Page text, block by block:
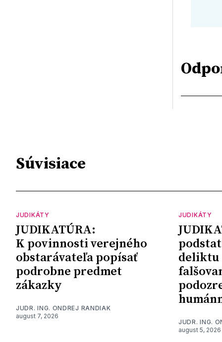
Súvisiace
JUDIKÁTY
JUDIKATÚRA:
K povinnosti verejného
obstarávateľa popísať
podrobne predmet
zákazky
JUDR. ING. ONDREJ RANDIAK
august 7, 2026
JUDIKÁTY
deliktu
JUDR. ING.
august 5, 2026